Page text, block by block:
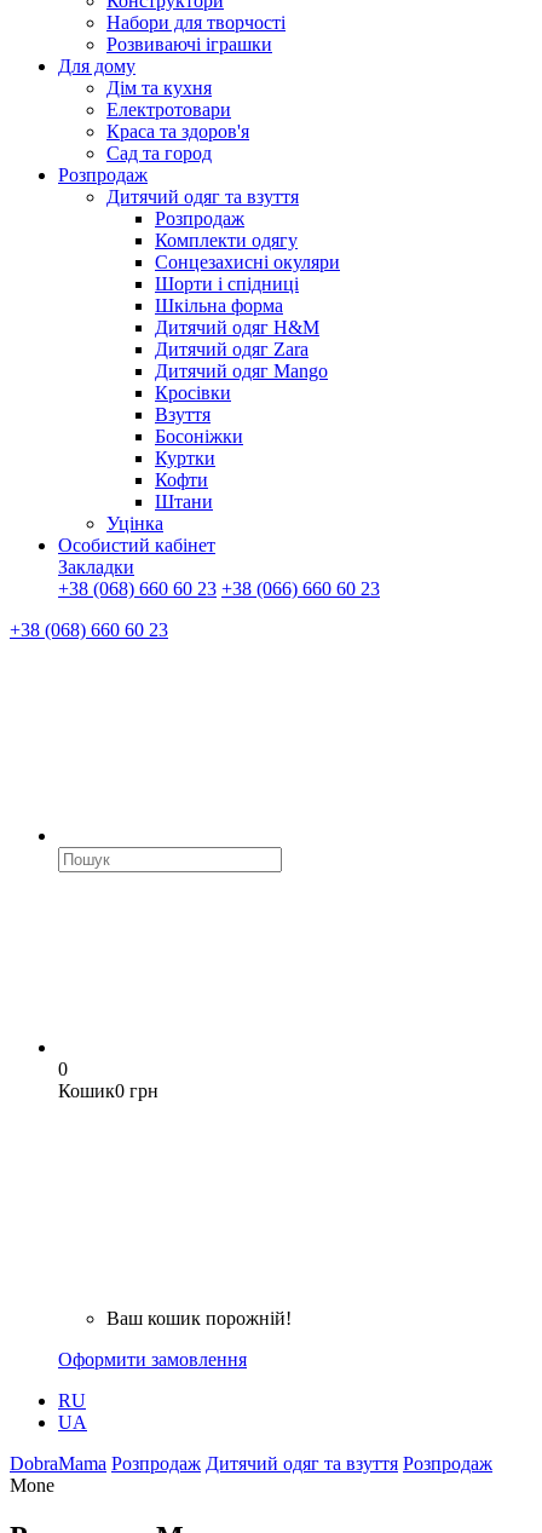
Набори для творчості
Розвиваючі іграшки
Для дому
Дім та кухня
Електротовари
Краса та здоров'я
Сад та город
Розпродаж
Дитячий одяг та взуття
Розпродаж
Комплекти одягу
Сонцезахисні окуляри
Шорти і спідниці
Шкільна форма
Дитячий одяг H&M
Дитячий одяг Zara
Дитячий одяг Mango
Кросівки
Взуття
Босоніжки
Куртки
Кофти
Штани
Уцінка
Особистий кабінет
Закладки
+38 (068) 660 60 23 +38 (066) 660 60 23
+38 (068) 660 60 23
0
Кошик0 грн
Ваш кошик порожній!
Оформити замовлення
RU
UA
DobraMama Розпродаж Дитячий одяг та взуття Розпродаж
Mone